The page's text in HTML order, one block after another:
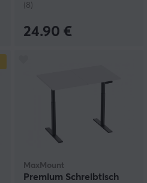
(8)
24.90 €
MaxMount
Premium Schreibtisch